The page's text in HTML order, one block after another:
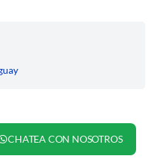
CHATEA CON NOSOTROS